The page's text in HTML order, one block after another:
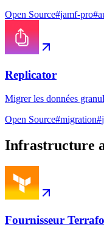
Open Source#jamf-pro#
Replicator
Migrer les données
Open Source#migration#
Infrastructure
Fournisseur